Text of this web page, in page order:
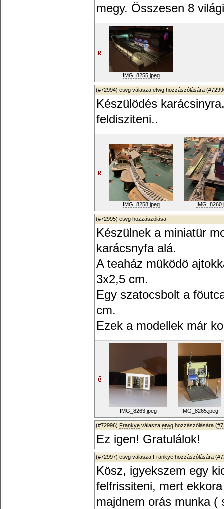
megy. Összesen 8
IMG_8255.jpeg
(#72994) etwg válasza etwg hozzászólására (
Készülödés
feldisziteni..
IMG_8258.jpeg
(#72995) etwg hozzászólása
Készülnek a miniatür
karácsnyfa alá.
A teaház müködö
3x2,5 cm.
Egy szatocsbolt a
cm.
Ezek a modellek már
IMG_8263.jpeg IMG_8265.jpeg
(#72996) Frankye válasza etwg hozzászólására (
Ez igen! Gratulálok!
(#72997) etwg válasza Frankye hozzászólására (
Kösz, igyekszem egy
felfrissiteni, mert
majdnem orás munka (